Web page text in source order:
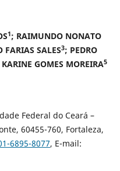
1; RAIMUNDO NONATO
FARIAS SALES3; PEDRO
GOMES MOREIRA5
Federal do Ceará –
60455-760, Fortaleza,
6895-8077, E-mail: